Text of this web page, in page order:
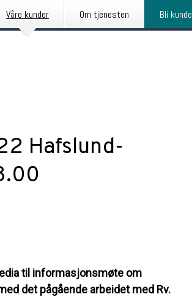
Våre kunder Om tjenesten Bli kunde
Hafslund-
til informasjonsmøte om
det pågående arbeidet med Rv.